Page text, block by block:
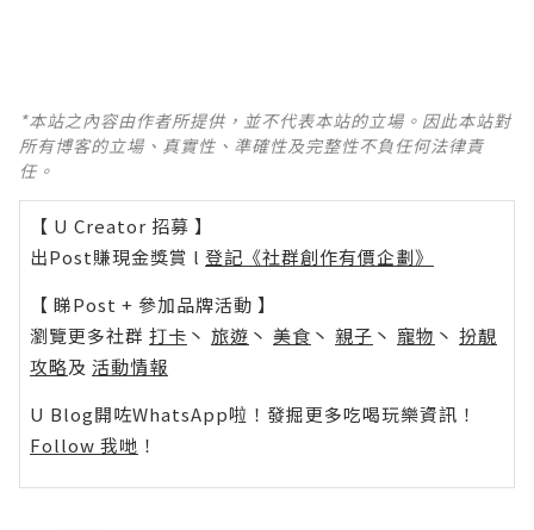
*本站之內容由作者所提供，並不代表本站的立場。因此本站對
所有博客的立場、真實性、準確性及完整性不負任何法律責
任。
【 U Creator 招募 】
出Post賺現金獎賞 l 登記《社群創作有價企劃》
【 睇Post + 參加品牌活動 】
瀏覽更多社群 打卡 丶 旅遊 丶 美食 丶 親子 丶 寵物 丶 扮靚
攻略及 活動情報
U Blog開咗WhatsApp啦！發掘更多吃喝玩樂資訊！
Follow 我哋 ！